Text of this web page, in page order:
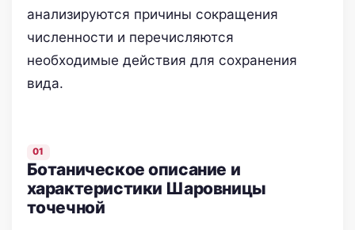
анализируются причины сокращения
численности и перечисляются
необходимые действия для сохранения
вида.
Ботаническое описание и
характеристики Шаровницы
точечной